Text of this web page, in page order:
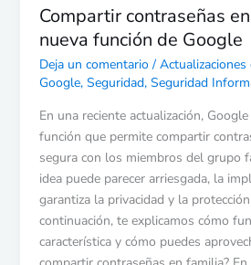
Compartir contraseñas
nueva función de Google
Deja un comentario / Actualizaciones
Google, Seguridad, Seguridad
En una reciente actualización,
función que permite compartir
segura con los miembros del grupo
idea puede parecer arriesgada, la
garantiza la privacidad y la
continuación, te explicamos cómo
característica y cómo puedes